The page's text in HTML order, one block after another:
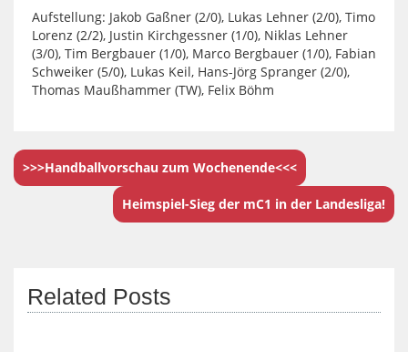
Aufstellung: Jakob Gaßner (2/0), Lukas Lehner (2/0), Timo
Lorenz (2/2), Justin Kirchgessner (1/0), Niklas Lehner
(3/0), Tim Bergbauer (1/0), Marco Bergbauer (1/0), Fabian
Schweiker (5/0), Lukas Keil, Hans-Jörg Spranger (2/0),
Thomas Maußhammer (TW), Felix Böhm
>>>Handballvorschau zum Wochenende<<<
Heimspiel-Sieg der mC1 in der Landesliga!
Related Posts